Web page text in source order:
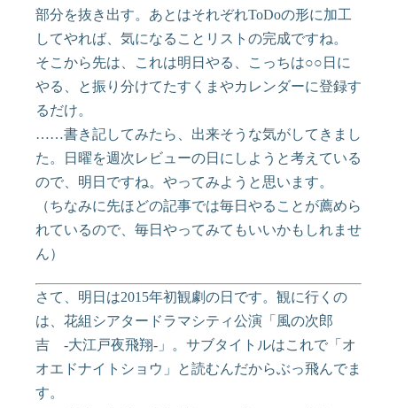
部分を抜き出す。あとはそれぞれToDoの形に加工
してやれば、気になることリストの完成ですね。
そこから先は、これは明日やる、こっちは○○日に
やる、と振り分けてたすくまやカレンダーに登録す
るだけ。
……書き記してみたら、出来そうな気がしてきまし
た。日曜を週次レビューの日にしようと考えている
ので、明日ですね。やってみようと思います。
（ちなみに先ほどの記事では毎日やることが薦めら
れているので、毎日やってみてもいいかもしれませ
ん）
さて、明日は2015年初観劇の日です。観に行くの
は、花組シアタードラマシティ公演「風の次郎
吉 -大江戸夜飛翔-」。サブタイトルはこれで「オ
オエドナイトショウ」と読むんだからぶっ飛んでま
す。